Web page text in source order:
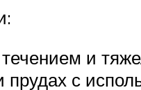
и
с